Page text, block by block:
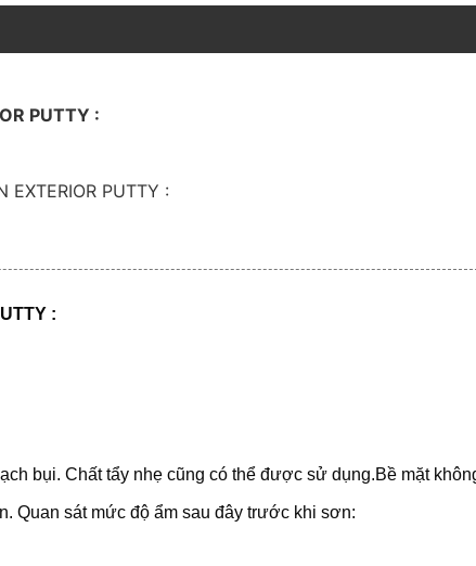
PUTTY :
PUTTY :
:
bụi. Chất tẩy nhẹ cũng có thể được sử dụng.Bề mặt
Quan sát mức độ ẩm sau đây trước khi sơn: